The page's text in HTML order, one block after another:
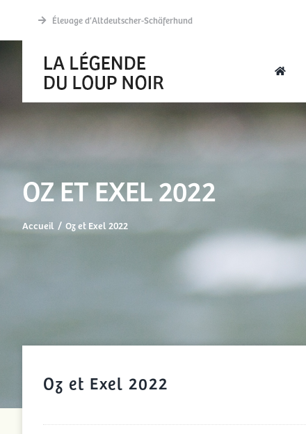
Élevage d’Altdeutscher-Schäferhund
OZ ET EXEL 2022
Accueil Oz et Exel 2022
Oz et Exel 2022